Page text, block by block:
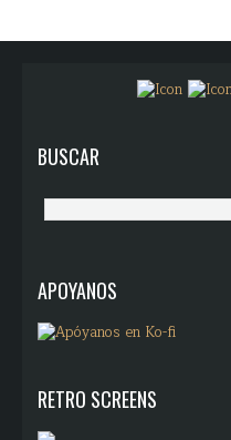
BUSCAR
APOYANOS
RETRO SCREENS